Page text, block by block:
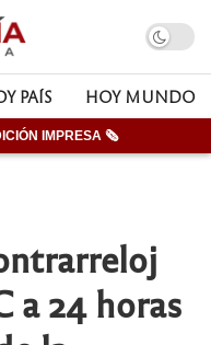
PAÍS HOY MUNDO
IMPRESA 🗞
a 24 horas